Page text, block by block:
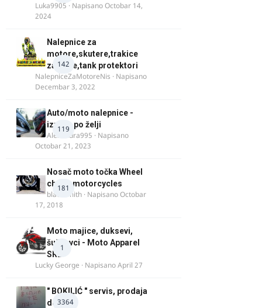
Luka9905 · NapisanoOctobar 14,
2024
142
Nalepnice za
motore,skutere,trakice
za felne,tank protektori
NalepniceZaMotoreNis · Napisano
Decembar 3, 2022
119
Auto/moto nalepnice -
izrada po želji
Alexandra995 · Napisano
Octobar 21, 2023
181
Nosač moto točka Wheel
chock motorcycles
blacksmith · NapisanoOctobar
17, 2018
1
Moto majice, duksevi,
šuškavci - Moto Apparel
SRB
Lucky George · NapisanoApril 27
3364
" BOKILIĆ " servis, prodaja
delova